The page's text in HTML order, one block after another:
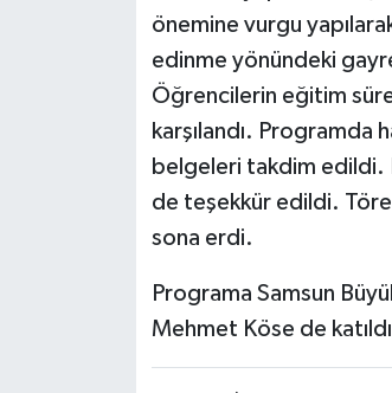
önemine vurgu
edinme yönündeki
Öğrencilerin eğitim
karşılandı. Programda
belgeleri takdim edildi.
de teşekkür edildi.
sona erdi.
Programa Samsun
Mehmet Köse de